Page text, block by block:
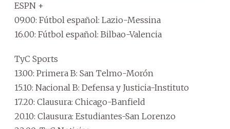
ESPN +
09.00: Fútbol español: Lazio-Messina
16.00: Fútbol español: Bilbao-Valencia
TyC Sports
13.00: Primera B: San Telmo-Morón
15.10: Nacional B: Defensa y Justicia-Instituto
17.20: Clausura: Chicago-Banfield
20.10: Clausura: Estudiantes-San Lorenzo